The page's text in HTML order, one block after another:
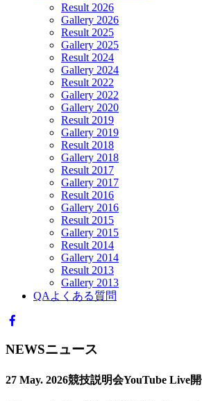
Result 2026
Gallery 2026
Result 2025
Gallery 2025
Result 2024
Gallery 2024
Result 2022
Gallery 2022
Gallery 2020
Result 2019
Gallery 2019
Result 2018
Gallery 2018
Result 2017
Gallery 2017
Result 2016
Gallery 2016
Result 2015
Gallery 2015
Result 2014
Gallery 2014
Result 2013
Gallery 2013
QA よくある質問
NEWSニュース
27 May. 2026競技説明会YouTube Live